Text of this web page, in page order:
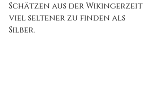
Schätzen aus der Wikingerzeit
viel seltener zu finden als
Silber.